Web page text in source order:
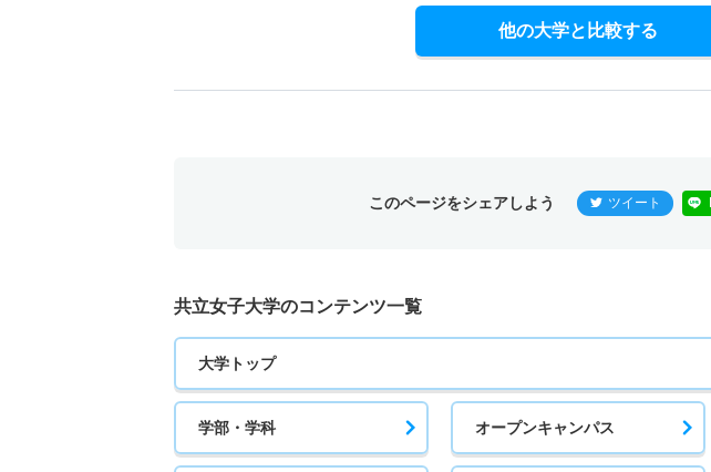
他の大学と比較する
このページをシェアしよう ツイート
共立女子大学のコンテンツ一覧
大学トップ
学部・学科 オープンキャンパス